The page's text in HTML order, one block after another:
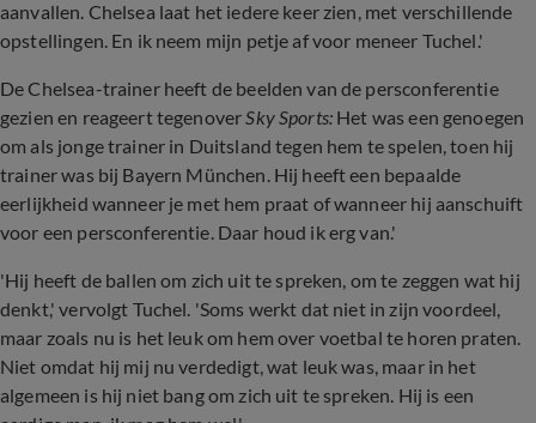
aanvallen. Chelsea laat het iedere keer zien, met verschillende
opstellingen. En ik neem mijn petje af voor meneer Tuchel.'
De Chelsea-trainer heeft de beelden van de persconferentie
gezien en reageert tegenoverSky Sports: Het was een genoegen
om als jonge trainer in Duitsland tegen hem te spelen, toen hij
trainer was bij Bayern München. Hij heeft een bepaalde
eerlijkheid wanneer je met hem praat of wanneer hij aanschuift
voor een persconferentie. Daar houd ik erg van.'
'Hij heeft de ballen om zich uit te spreken, om te zeggen wat hij
denkt,' vervolgt Tuchel. 'Soms werkt dat niet in zijn voordeel,
maar zoals nu is het leuk om hem over voetbal te horen praten.
Niet omdat hij mij nu verdedigt, wat leuk was, maar in het
algemeen is hij niet bang om zich uit te spreken. Hij is een